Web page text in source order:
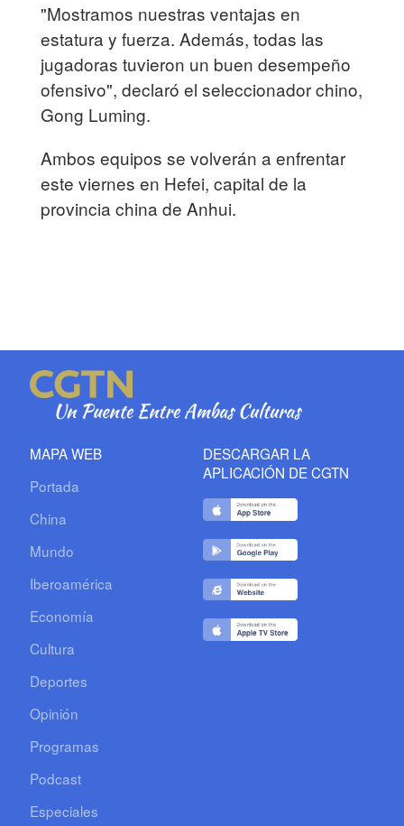
"Mostramos nuestras ventajas en
estatura y fuerza. Además, todas las
jugadoras tuvieron un buen desempeño
ofensivo", declaró el seleccionador chino,
Gong Luming.
Ambos equipos se volverán a enfrentar
este viernes en Hefei, capital de la
provincia china de Anhui.
MAPA WEB
Portada
China
Mundo
Iberoamérica
Economía
Cultura
Deportes
Opinión
Programas
Podcast
Especiales
DESCARGAR LA
APLICACIÓN DE CGTN